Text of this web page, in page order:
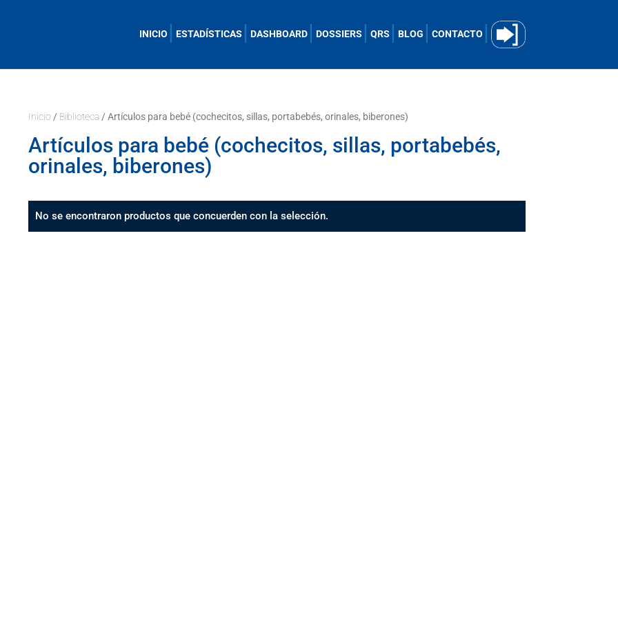
INICIO ESTADÍSTICAS DASHBOARD DOSSIERS QRS BLOG CONTACTO
Inicio / Biblioteca / Artículos para bebé (cochecitos, sillas, portabebés, orinales, biberones)
Artículos para bebé (cochecitos, sillas, portabebés,
orinales, biberones)
No se encontraron productos que concuerden con la selección.